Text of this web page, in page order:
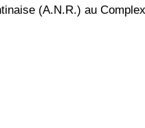
(A.N.R.) au